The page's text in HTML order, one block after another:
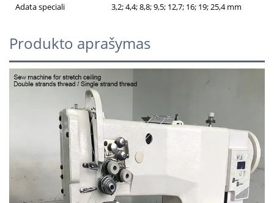
Adata speciali
3,2; 4,4; 8,8; 9,5; 12,7; 16; 19; 25,4 mm
Produkto aprašymas